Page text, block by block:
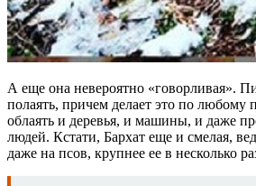
А еще она невероятно «говорливая».
полаять, причем делает это по любому
облаять и деревья, и машины, и даже
людей. Кстати, Бархат еще и смелая,
даже на псов, крупнее ее в несколько